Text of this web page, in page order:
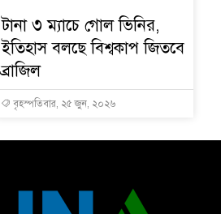
টানা ৩ ম্যাচে গোল ভিনির,
ইতিহাস বলছে বিশ্বকাপ জিতবে
ব্রাজিল
বৃহস্পতিবার, ২৫ জুন, ২০২৬